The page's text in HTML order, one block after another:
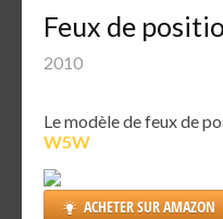
Feux de
2010
Le modèle de feux de
W5W
ACHETER SUR AMAZON